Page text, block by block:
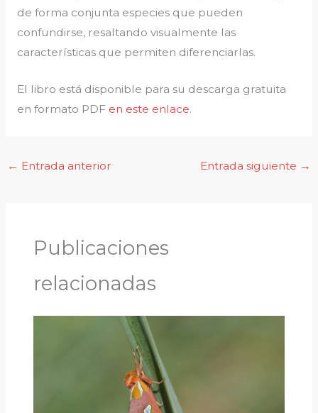
de forma conjunta especies que pueden
confundirse, resaltando visualmente las
características que permiten diferenciarlas.
El libro está disponible para su descarga gratuita
en formato PDF en este enlace.
← Entrada anterior Entrada siguiente →
Publicaciones
relacionadas